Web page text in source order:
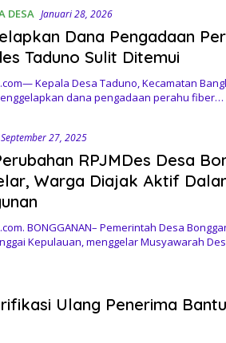
DESA Januari 28, 2026
Dana Pengadaan
Taduno Sulit Ditemui
Kepala Desa Taduno, Kecamatan
dana pengadaan perahu fiber…
September 27, 2025
RPJMDes Desa
Warga Diajak Aktif
BONGGANAN– Pemerintah Desa
Kepulauan, menggelar Musyawarah
Ulang Penerima